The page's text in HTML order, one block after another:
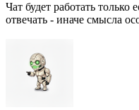
Чат будет работать только
отвечать - иначе смысла